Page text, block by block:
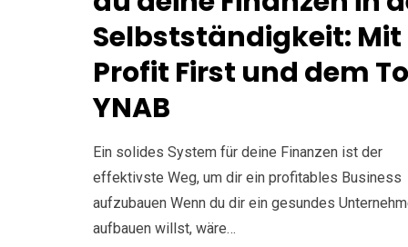
Selbstständigkeit: Mit
Profit First und dem
YNAB
Ein solides System für deine Finanzen ist der
effektivste Weg, um dir ein profitables Business
aufzubauen Wenn du dir ein gesundes
aufbauen willst, wäre…